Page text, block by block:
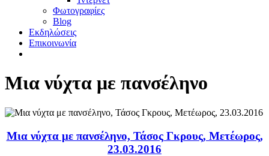
Φωτογραφίες
Blog
Εκδηλώσεις
Επικοινωνία
Μια νύχτα με πανσέληνο
Μια νύχτα με πανσέληνο, Τάσος Γκρους, Μετέωρος,
23.03.2016